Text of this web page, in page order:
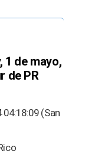
1 de mayo,
de PR
(San